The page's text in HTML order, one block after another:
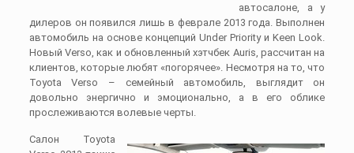
автосалоне, а у
дилеров он появился лишь в феврале 2013 года. Выполнен
автомобиль на основе концепций Under Priority и Keen Look.
Новый Verso, как и обновленный хэтчбек Auris, рассчитан на
клиентов, которые любят «погорячее». Несмотря на то, что
Toyota Verso – семейный автомобиль, выглядит он
довольно энергично и эмоционально, а в его облике
прослеживаются волевые черты.
Салон Toyota